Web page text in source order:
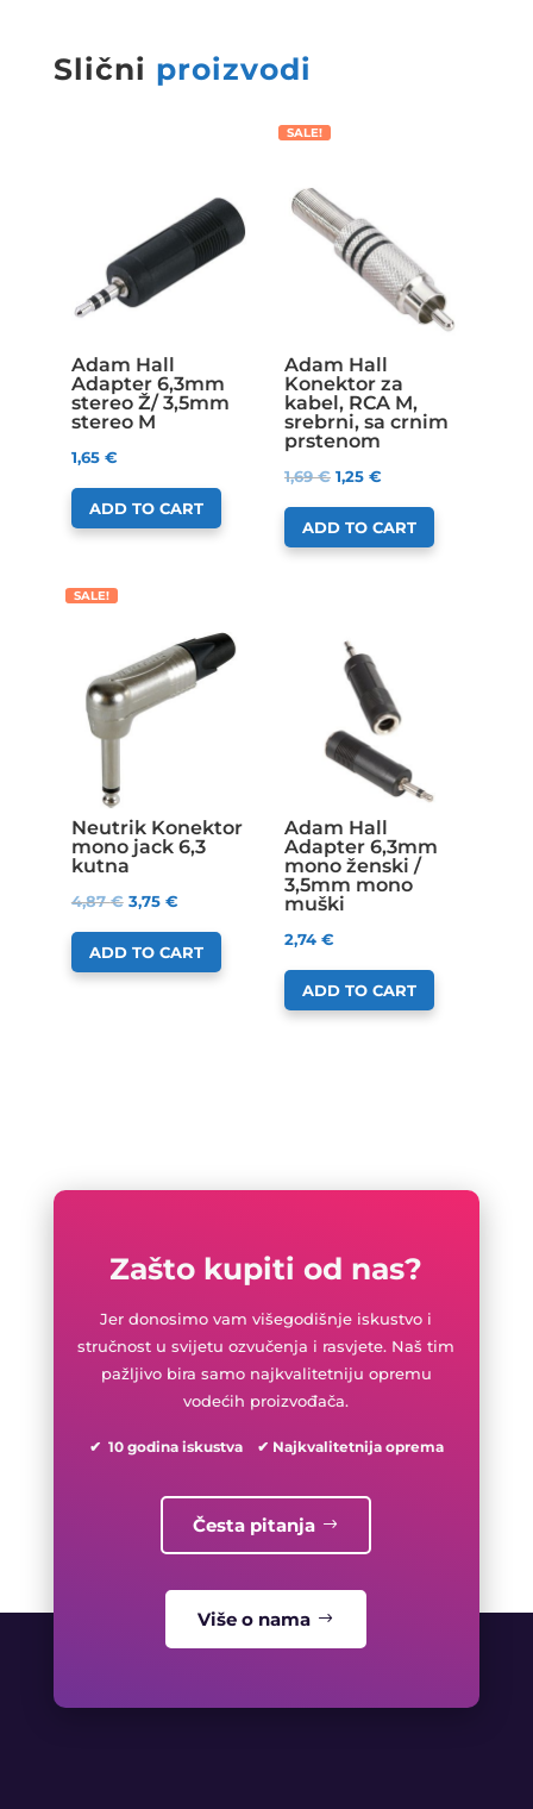
Slični proizvodi
Adam Hall
Adapter 6,3mm
stereo Ž/ 3,5mm
stereo M
1,65 €
ADD TO CART
SALE!
Adam Hall
Konektor za
kabel, RCA M,
srebrni, sa crnim
prstenom
1,69€ 1,25 €
ADD TO CART
SALE!
Neutrik Konektor
mono jack 6,3
kutna
4,87€ 3,75 €
ADD TO CART
Adam Hall
Adapter 6,3mm
mono ženski /
3,5mm mono
muški
2,74 €
ADD TO CART
Zašto kupiti od nas?
Jer donosimo vam višegodišnje iskustvo i
stručnost u svijetu ozvučenja i rasvjete. Naš tim
pažljivo bira samo najkvalitetniju opremu
vodećih proizvođača.
✔ 10 godina iskustva ✔ Najkvalitetnija oprema
Česta pitanja
Više o nama